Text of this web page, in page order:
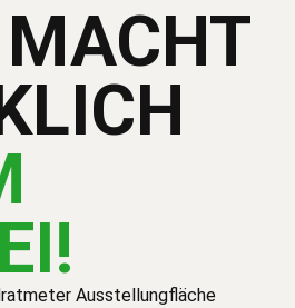
Ausstellungfläche